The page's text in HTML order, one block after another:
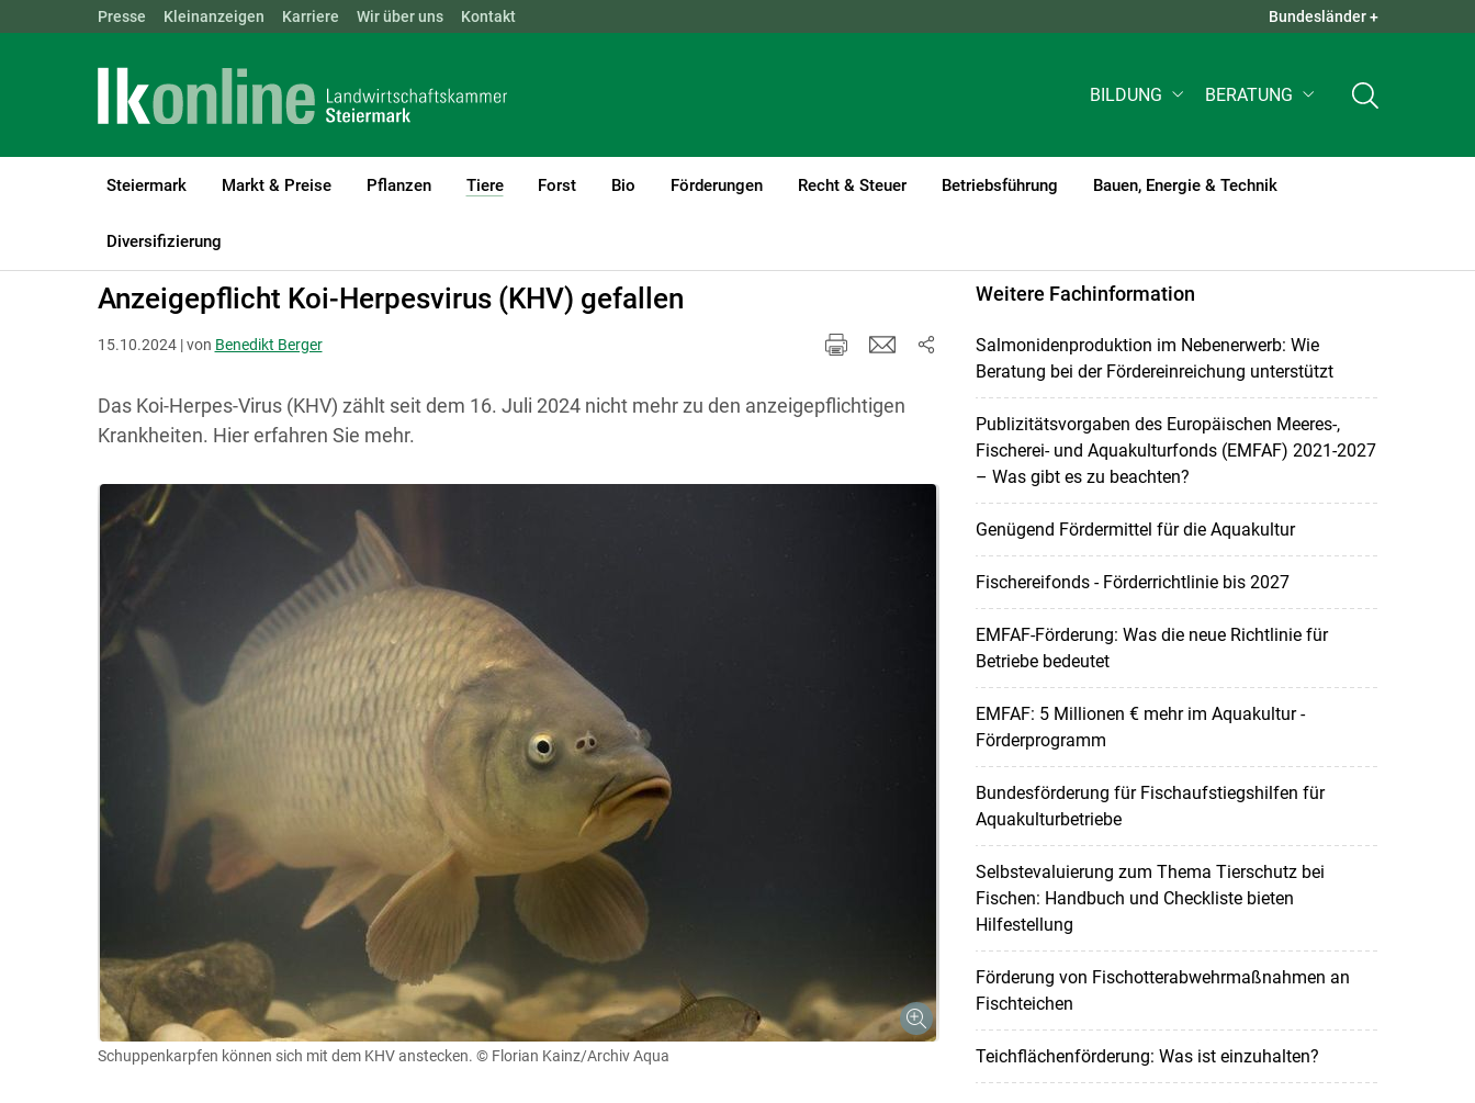
Landwirtschaftskammern: ÖSTERREICH BGLD KTN NÖ QUICK LINKS +
Presse Kleinanzeigen Karriere Wir über uns Kontakt Bundesländer +
BILDUNG BERATUNG
Steiermark Markt & Preise Pflanzen Tiere
(current)1
Forst Bio Förderungen Recht & Steuer Betriebsführung Bauen, Energie & Technik
Diversifizierung
LK Steiermark Tiere
Anzeigepflicht Koi-Herpesvirus (KHV) gefallen
15.10.2024 | von Benedikt Berger
Das Koi-Herpes-Virus (KHV) zählt seit dem 16. Juli 2024 nicht mehr zu den anzeigepflichtigen
Krankheiten. Hier erfahren Sie mehr.
Schuppenkarpfen können sich mit dem KHV anstecken. © Florian Kainz/Archiv Aqua
Weitere Fachinformation
Salmonidenproduktion im Nebenerwerb: Wie
Beratung bei der Fördereinreichung unterstützt
Publizitätsvorgaben des Europäischen Meeres-,
Fischerei- und Aquakulturfonds (EMFAF) 2021-2027
– Was gibt es zu beachten?
Genügend Fördermittel für die Aquakultur
Fischereifonds - Förderrichtlinie bis 2027
EMFAF-Förderung: Was die neue Richtlinie für
Betriebe bedeutet
EMFAF: 5 Millionen € mehr im Aquakultur -
Förderprogramm
Bundesförderung für Fischaufstiegshilfen für
Aquakulturbetriebe
Selbstevaluierung zum Thema Tierschutz bei
Fischen: Handbuch und Checkliste bieten
Hilfestellung
Förderung von Fischotterabwehrmaßnahmen an
Fischteichen
Teichflächenförderung: Was ist einzuhalten?